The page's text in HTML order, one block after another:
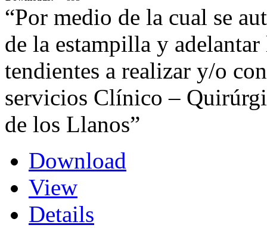
“Por medio de la cual se
de la estampilla y
tendientes a realizar y/o
servicios Clínico –
de los Llanos”
Download
View
Details